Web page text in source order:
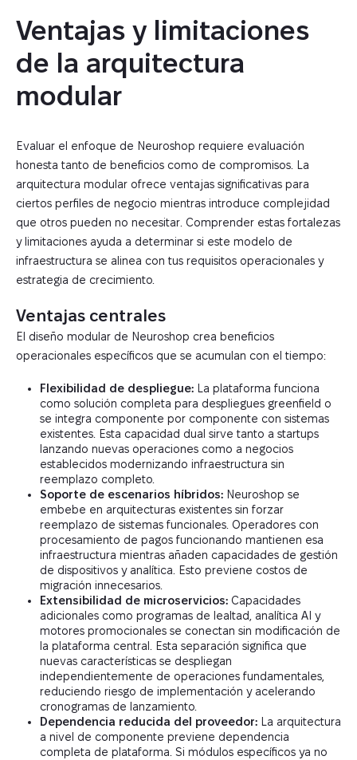
Ventajas y limitaciones
de la arquitectura
modular
Evaluar el enfoque de Neuroshop requiere evaluación
honesta tanto de beneficios como de compromisos. La
arquitectura modular ofrece ventajas significativas para
ciertos perfiles de negocio mientras introduce complejidad
que otros pueden no necesitar. Comprender estas fortalezas
y limitaciones ayuda a determinar si este modelo de
infraestructura se alinea con tus requisitos operacionales y
estrategia de crecimiento.
Ventajas centrales
El diseño modular de Neuroshop crea beneficios
operacionales específicos que se acumulan con el tiempo:
Flexibilidad de despliegue: La plataforma funciona
como solución completa para despliegues greenfield o
se integra componente por componente con sistemas
existentes. Esta capacidad dual sirve tanto a startups
lanzando nuevas operaciones como a negocios
establecidos modernizando infraestructura sin
reemplazo completo.
Soporte de escenarios híbridos: Neuroshop se
embebe en arquitecturas existentes sin forzar
reemplazo de sistemas funcionales. Operadores con
procesamiento de pagos funcionando mantienen esa
infraestructura mientras añaden capacidades de gestión
de dispositivos y analítica. Esto previene costos de
migración innecesarios.
Extensibilidad de microservicios: Capacidades
adicionales como programas de lealtad, analítica AI y
motores promocionales se conectan sin modificación de
la plataforma central. Esta separación significa que
nuevas características se despliegan
independientemente de operaciones fundamentales,
reduciendo riesgo de implementación y acelerando
cronogramas de lanzamiento.
Dependencia reducida del proveedor: La arquitectura
a nivel de componente previene dependencia
completa de plataforma. Si módulos específicos ya no